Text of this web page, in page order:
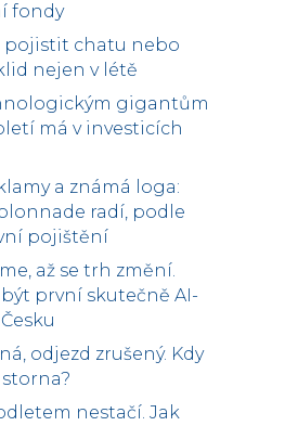
fondy
pojistit chatu nebo
nejen v létě
gigantům
má v investicích
a známá loga:
radí, podle
pojištění
až se trh změní.
první skutečně AI-
odjezd zrušený. Kdy
nestačí. Jak